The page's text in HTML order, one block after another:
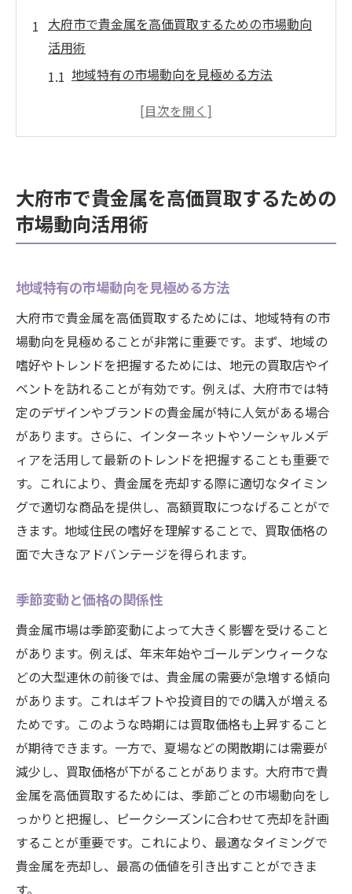
大府市で貴金属を高価買取するための市場動向
活用術
地域特有の市場動向を見極める方法
季節変動と価格の関係性
最新の市場データを活用した売却計画
信頼できる買取店の見つけ方と大府市特有のメ
口コミと評価をチェックする方法
地元密着型の買取店の利点
大府市で有名な買取店の特徴
店舗の認証と許可を確認する
買取店の比較ポイント
大府市ならではのサービスとメリット
貴金属の査定で高値を引き出すための具体的な
コツ
査定前に準備すべきポイント
貴金属のクリーニングとメンテナンス
査定の流れと重要なチェックポイント
査定価格をアップさせる交渉術
複数の査定を受けるメリット
大府市の貴金属市場で高額買取を実現する方法
とは
市場のトレンドに合わせた売却タイミング
希少価値の高い貴金属を見極める
専門家のアドバイスを活用する
大府市の買取イベントやキャンペーンを利
用する
オンライン査定と店舗査定の使い分け
信頼できる買取業者との長期的な関係構築
大府市で貴金属を高価買取するための
市場動向活用術
地域特有の市場動向を見極める方法
大府市で貴金属を高価買取するためには、地域特有の市
場動向を見極めることが非常に重要です。まず、地域の
嗜好やトレンドを把握するためには、地元の買取店やイ
ベントを訪れることが有効です。例えば、大府市では特
定のデザインやブランドの貴金属が特に人気がある場合
があります。さらに、インターネットやソーシャルメデ
ィアを活用して最新のトレンドを把握することも重要で
す。これにより、貴金属を売却する際に適切なタイミン
グで適切な商品を提供し、高額買取につなげることがで
きます。地域住民の嗜好を理解することで、買取価格の
面で大きなアドバンテージを得られます。
季節変動と価格の関係性
貴金属市場は季節変動によって大きく影響を受けること
があります。例えば、年末年始やゴールデンウィークな
どの大型連休の前後では、貴金属の需要が急増する傾向
があります。これはギフトや投資目的での購入が増える
ためです。このような時期には買取価格も上昇すること
が期待できます。一方で、夏場などの閑散期には需要が
減少し、買取価格が下がることがあります。大府市で貴
金属を高価買取するためには、季節ごとの市場動向をし
っかりと把握し、ピークシーズンに合わせて売却を計画
することが重要です。これにより、最適なタイミングで
貴金属を売却し、最高の価値を引き出すことができま
す。